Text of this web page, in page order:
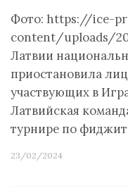
Фото: https://ice-
content/uploads/
Латвии
приостановила
участвующих в
Латвийская
турнире по
23/02/2024